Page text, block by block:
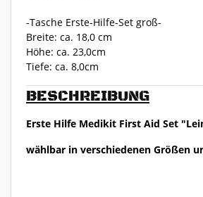
BESCHREIBUNG
Erste Hilfe Medikit First Aid Set
wählbar in verschiedenen Größen
-Tasche Erste-Hilfe-Set groß-
Breite: ca. 18,0 cm
Höhe: ca. 23,0cm
Tiefe: ca. 8,0cm